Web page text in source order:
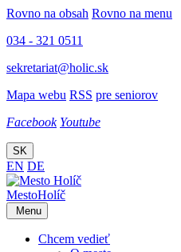
Rovno na obsah Rovno na menu
034 - 321 0511
sekretariat@holic.sk
Mapa webu RSS pre seniorov
Facebook Youtube
SK
EN DE
MestoHolíč
Menu
Chcem vedieť